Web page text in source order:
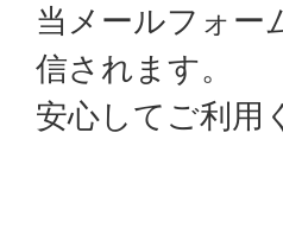
当メールフォー
信されます。
安心してご利用